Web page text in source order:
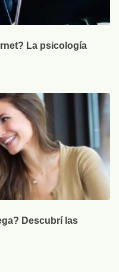
La psicología
Descubrí las